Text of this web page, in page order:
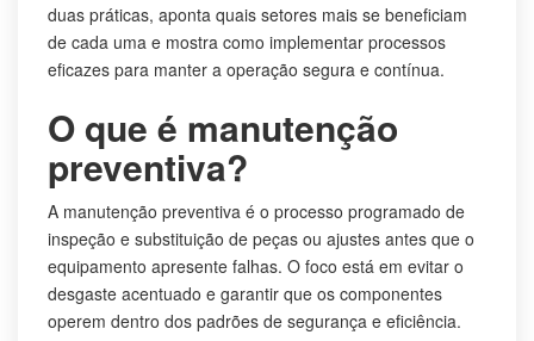
duas práticas, aponta quais setores mais se beneficiam
de cada uma e mostra como implementar processos
eficazes para manter a operação segura e contínua.
O que é manutenção
preventiva?
A manutenção preventiva é o processo programado de
inspeção e substituição de peças ou ajustes antes que o
equipamento apresente falhas. O foco está em evitar o
desgaste acentuado e garantir que os componentes
operem dentro dos padrões de segurança e eficiência.